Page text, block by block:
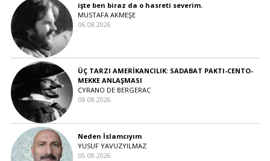
işte ben biraz da o hasreti severim.
MUSTAFA AKMEŞE
06.08.2026
ÜÇ TARZI AMERİKANCILIK: SADABAT PAKTI-CENTO-
MEKKE ANLAŞMASI
CYRANO DE BERGERAC
08.08.2026
Neden İslamcıyım
YUSUF YAVUZYILMAZ
05.08.2026